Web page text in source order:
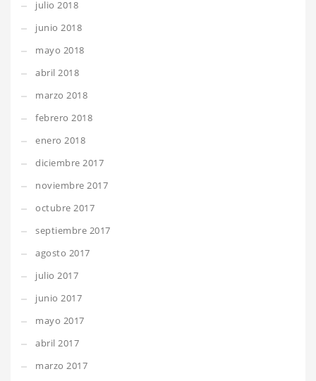
julio 2018
junio 2018
mayo 2018
abril 2018
marzo 2018
febrero 2018
enero 2018
diciembre 2017
noviembre 2017
octubre 2017
septiembre 2017
agosto 2017
julio 2017
junio 2017
mayo 2017
abril 2017
marzo 2017